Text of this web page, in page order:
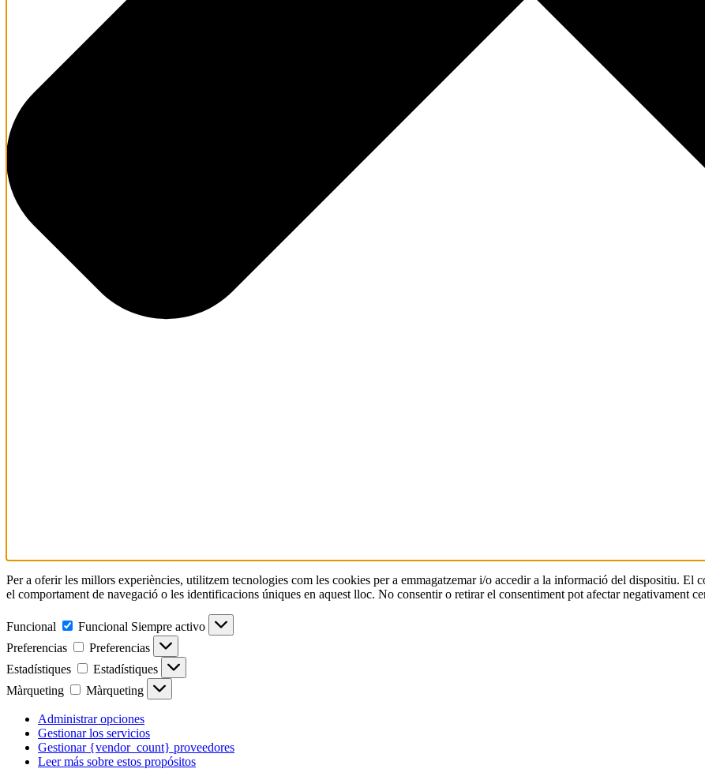
Per a oferir les millors experiències, utilitzem tecnologies com les cookies per a emmagatzemar i/o accedir a la informació del dispositiu. El
el comportament de navegació o les identificacions úniques en aquest lloc. No consentir o retirar el consentiment pot afectar negativament
Funcional Funcional Siempre activo
Preferencias
Preferencias
Estadístiques
Estadístiques
Màrqueting
Màrqueting
Administrar opciones
Gestionar los servicios
Gestionar {vendor_count} proveedores
Leer más sobre estos propósitos